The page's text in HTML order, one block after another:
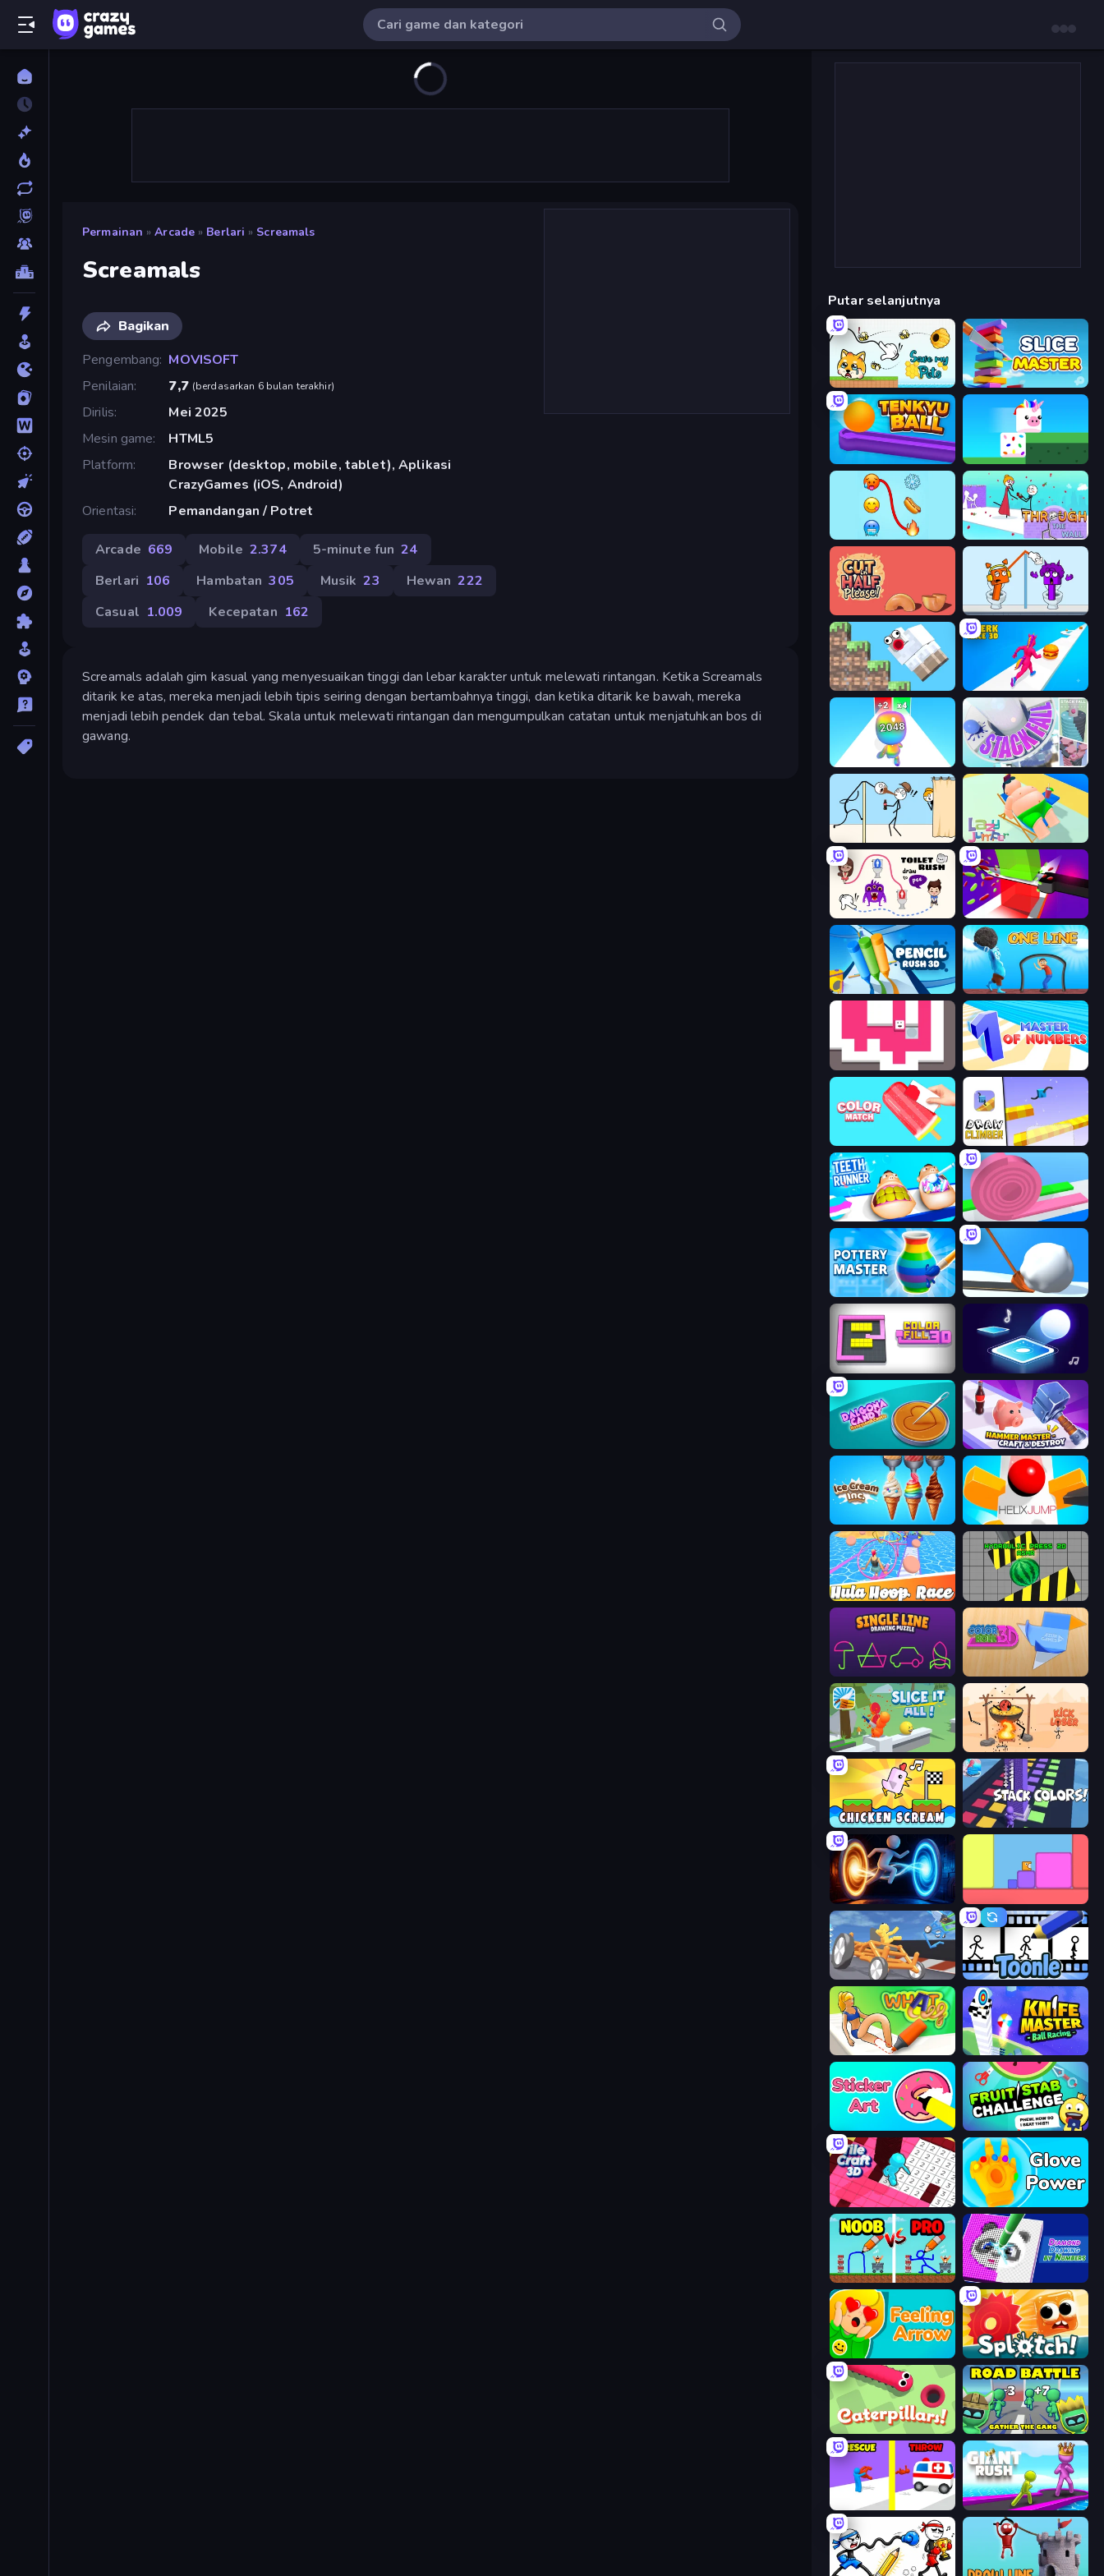
Permainan » Arcade » Berlari » Screamals
Screamals
Bagikan
Pengembang MOVISOFT
Penilaian
7,7 (berdasarkan 6 bulan terakhir)
Dirilis
Mei 2025
Mesin game
HTML5
Platform
Browser (desktop, mobile, tablet), Aplikasi
CrazyGames (iOS, Android)
Orientasi
Pemandangan / Potret
Arcade 669 Mobile 2.374 5-minute fun 24
Berlari 106 Hambatan 305 Musik 23 Hewan 222
Casual 1.009 Kecepatan 162
Screamals adalah gim kasual yang menyesuaikan tinggi dan lebar karakter untuk melewati rintangan. Ketika Screamals
ditarik ke atas, mereka menjadi lebih tipis seiring dengan bertambahnya tinggi, dan ketika ditarik ke bawah, mereka
menjadi lebih pendek dan tebal. Skala untuk melewati rintangan dan mengumpulkan catatan untuk menjatuhkan bos di
gawang.
Putar selanjutnya
Save My Pets Slice Master
Tenkyu Ball Stacky Bird
Emoji Puzzle! Through the Wall
Cut in Half, Please! Square Punki Long Hand
Crazy Sheep Twerk Race 3D
Man Runner 2048 Stack Fall
Gomu Goman Lazy Jumper
Jelly Restaurant
Pencil Rush One Line
Just Slide (Remastered) Master of Numbers
Draw Climber
Teeth Runner Layers Roll
Pottery Master Shovel 3D
Color Fill 3D Tile Jumper 3D
Dalgona Candy Honeycomb Cookie Hammer Master－Craft & Destroy!
Ice Cream Inc. Helix Jump
Hula Hoop Race Hydraulic Press 2D ASMR
Single Line: Drawing Puzzle
Slice It All! Kick Loser
Chicken Scream Stack Colors
Portal Escape
Draw Crash Race Toonle
What a Leg Knife Master: Ball Racing
Fruit Stab Challenge
Tile Craft 3D Glove Power
DOP Noob: Draw to Save
Feeling Arrow Splotch!
Caterpillars Road Battle: Gather the Gang
Rescue Throw Giant Rush!